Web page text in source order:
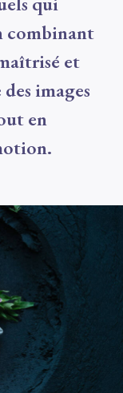
combinant
et
images
en